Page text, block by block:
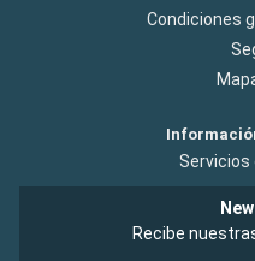
Condiciones
Servicios
Recibe